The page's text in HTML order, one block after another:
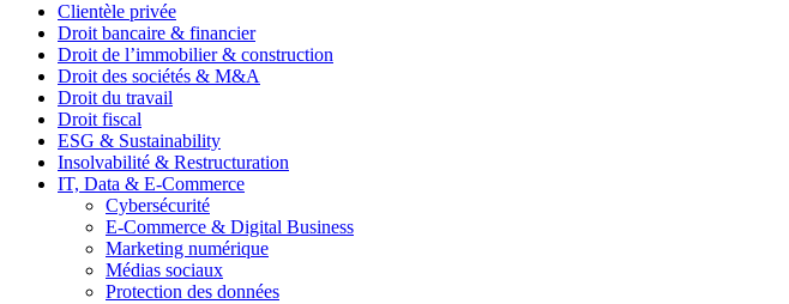
Clientèle privée
Droit bancaire & financier
Droit de l’immobilier & construction
Droit des sociétés & M&A
Droit du travail
Droit fiscal
ESG & Sustainability
Insolvabilité & Restructuration
IT, Data & E-Commerce
Cybersécurité
E-Commerce & Digital Business
Marketing numérique
Médias sociaux
Protection des données